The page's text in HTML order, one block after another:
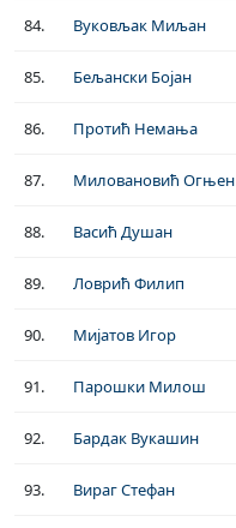
84. Вуковљак Миљан
85. Бељански Бојан
86. Протић Немања
87. Миловановић Огњен
88. Васић Душан
89. Ловрић Филип
90. Мијатов Игор
91. Парошки Милош
92. Бардак Вукашин
93. Вираг Стефан